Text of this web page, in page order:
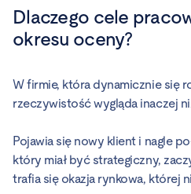
Dlaczego cele
okresu oceny?
W firmie, która dynamicznie się
rzeczywistość wygląda inaczej
Pojawia się nowy klient i nagle
który miał być strategiczny,
trafia się okazja rynkowa, której